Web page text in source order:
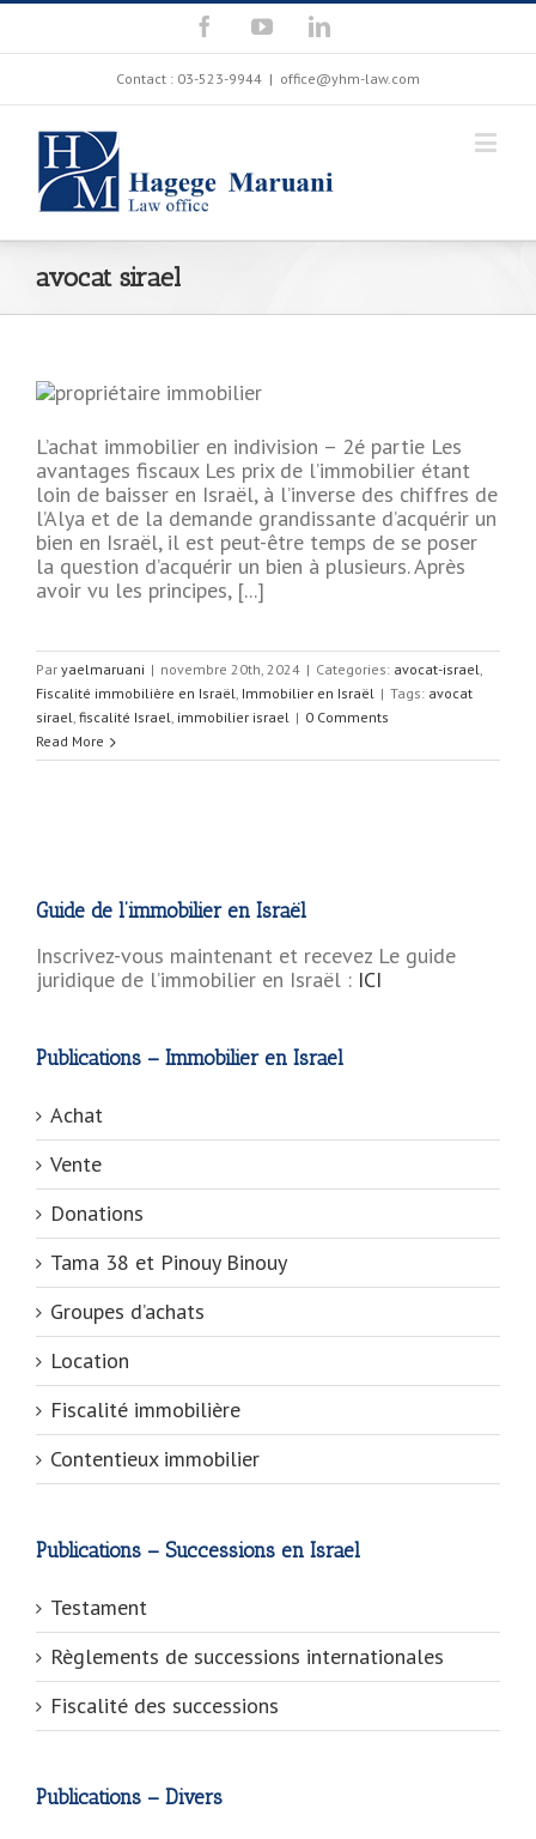
Contact : 03-523-9944 | office@yhm-law.com
avocat sirael
L’achat immobilier en indivision – 2é partie Les
avantages fiscaux Les prix de l’immobilier étant
loin de baisser en Israël, à l’inverse des chiffres de
l’Alya et de la demande grandissante d’acquérir un
bien en Israël, il est peut-être temps de se poser
la question d’acquérir un bien à plusieurs. Après
avoir vu les principes, [...]
Par yaelmaruani | novembre 20th, 2024 | Categories: avocat-israel,
Fiscalité immobilière en Israël, Immobilier en Israël | Tags: avocat
sirael, fiscalité Israel, immobilier israel | 0 Comments
Read More
Guide de l’immobilier en Israël
Inscrivez-vous maintenant et recevez Le guide
juridique de l’immobilier en Israël : ICI
Publications – Immobilier en Israel
Achat
Vente
Donations
Tama 38 et Pinouy Binouy
Groupes d’achats
Location
Fiscalité immobilière
Contentieux immobilier
Publications – Successions en Israel
Testament
Règlements de successions internationales
Fiscalité des successions
Publications – Divers